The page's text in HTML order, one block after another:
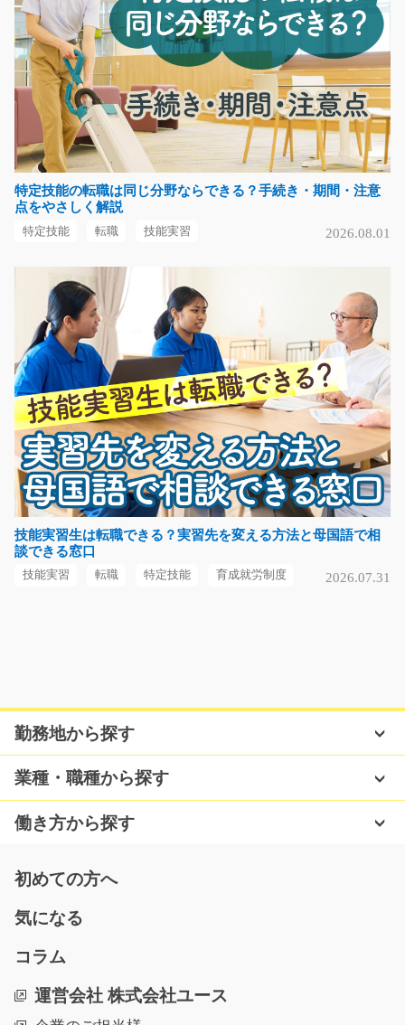
☆大人気座りながらの軽作業☆とてもきれいな職場です
☆医療用カテーテルの組…
長期（3ヶ月以上）
時給1250円～
愛知県名古屋市守山区
気になる
ペットボトルキャップ仕分け/y01_02095
ペットボトルキャップメーカーの倉庫で、フォークリフ
トと手作業を組み合…
長期（3ヶ月以上）
時給1450 ～1813円
愛知県小牧市
気になる
倉庫内でのピッキング/y11_00892
急募
＼＼＼かんたん、軽作業！／／／ ＝＝＝＝＝＝＝＝＝＝
＝＝＝＝＝＝＝＝…
長期（3ヶ月以上）
加工スタッフ 紙管の仕上げ・カット工程/t03_00
303
機械で髪を巻き取り、筒状にするお仕事です。紙管製品
の検査・切断及び梱…
長期（3ヶ月以上）
時給1200円～
6急募
特定技能の転職は同じ分野ならできる？手続き・期間・注意
点をやさしく解説
特定技能 転職 技能実習 2026.08.01
技能実習生は転職できる？実習先を変える方法と母国語で相
談できる窓口
技能実習 転職 特定技能 育成就労制度 2026.07.31
勤務地から探す
業種・職種から探す
働き方から探す
初めての方へ
気になる
コラム
運営会社 株式会社ユース